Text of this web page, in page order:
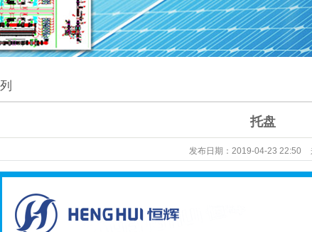
托盘
发布日期： 2019-04-23 22:50